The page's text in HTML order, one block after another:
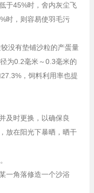
于45%时，舍内灰尘飞
时，则容易使羽毛污
没有垫铺沙粒的产蛋量
为0.2毫米～0.3毫米的
，饲料利用率也提
及时更换，以确保良
放在阳光下暴晒，晒干
一角落修造一个沙浴